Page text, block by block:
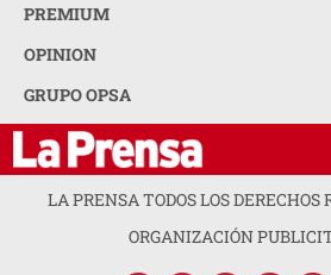
PREMIUM
OPINION
GRUPO OPSA
LA PRENSA TODOS LOS DERECHOS
ORGANIZACIÓN